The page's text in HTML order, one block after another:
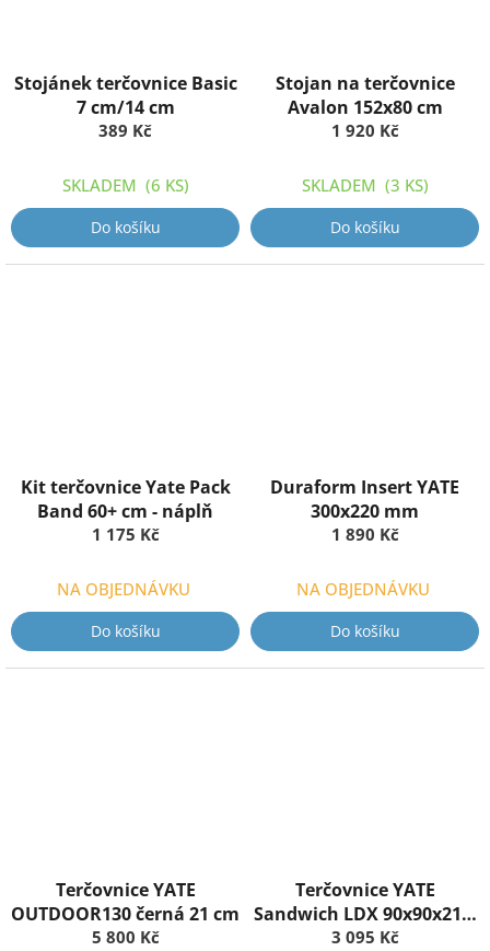
Stojánek terčovnice Basic
7 cm/14 cm
389 Kč
SKLADEM (6 KS)
Do košíku
Stojan na terčovnice
Avalon 152x80 cm
1 920 Kč
SKLADEM (3 KS)
Do košíku
Kit terčovnice Yate Pack
Band 60+ cm - náplň
1 175 Kč
NA OBJEDNÁVKU
Do košíku
Duraform Insert YATE
300x220 mm
1 890 Kč
NA OBJEDNÁVKU
Do košíku
Terčovnice YATE
OUTDOOR130 černá 21 cm
5 800 Kč
Terčovnice YATE
Sandwich LDX 90x90x21 +
SAND insert
3 095 Kč